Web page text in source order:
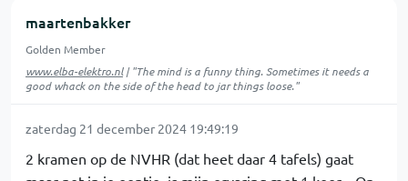
maartenbakker
Golden Member
www.elba-elektro.nl| "The mind is a funny thing. Sometimes it needs a
good whack on the side of the head to jar things loose."
zaterdag 21 december 2024 19:49:19
2 kramen op de NVHR (dat heet daar 4 tafels) gaat